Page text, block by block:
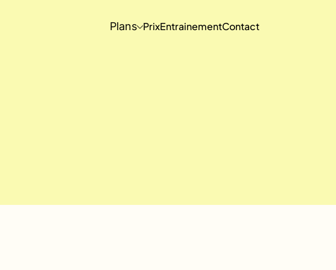
Plans PrixEntrainementContact